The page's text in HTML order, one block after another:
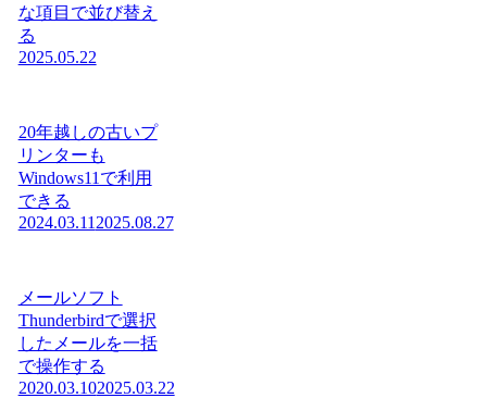
な項目で並び替え
る
2025.05.22
20年越しの古いプ
リンターも
Windows11で利用
できる
2024.03.11 2025.08.27
メールソフト
Thunderbirdで選択
したメールを一括
で操作する
2020.03.102025.03.22